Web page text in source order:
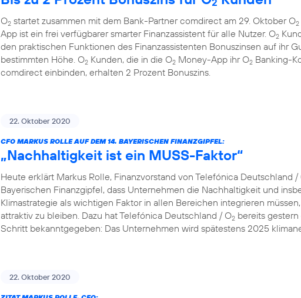
O2 startet zusammen mit dem Bank-Partner comdirect am 29. Oktober O2
App ist ein frei verfügbarer smarter Finanzassistent für alle Nutzer. O2
den praktischen Funktionen des Finanzassistenten Bonuszinsen auf ihr
bestimmten Höhe. O2 Kunden, die in die O2 Money-App ihr O2 Banking-
comdirect einbinden, erhalten 2 Prozent Bonuszins.
22. Oktober 2020
CFO MARKUS ROLLE AUF DEM 14. BAYERISCHEN FINANZGIPFEL:
„Nachhaltigkeit ist ein MUSS-Faktor“
Heute erklärt Markus Rolle, Finanzvorstand von Telefónica Deutschland /
Bayerischen Finanzgipfel, dass Unternehmen die Nachhaltigkeit und
Klimastrategie als wichtigen Faktor in allen Bereichen integrieren
attraktiv zu bleiben. Dazu hat Telefónica Deutschland / O2 bereits
Schritt bekanntgegeben: Das Unternehmen wird spätestens 2025
22. Oktober 2020